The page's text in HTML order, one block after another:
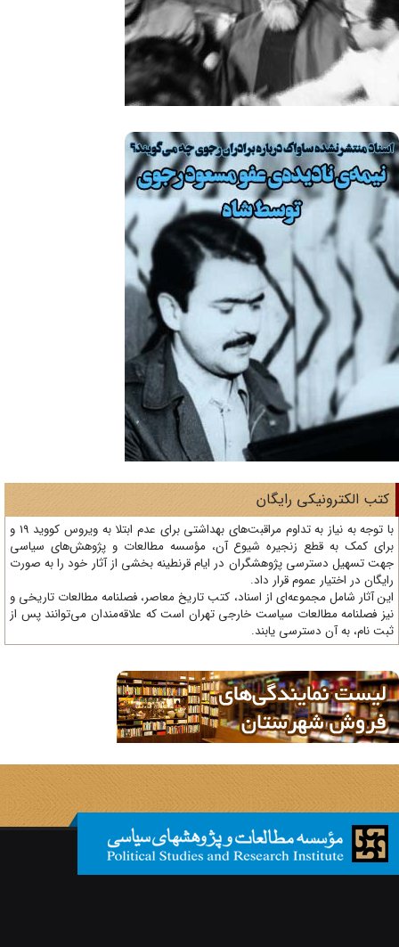
الکترونیکی رایگان
با توجه به نیاز به تداوم مراقبت‌های بهداشتی برای عدم ابتلا به ویروس کووید 19 و
کمک به قطع زنجیره شیوع آن، مؤسسه مطالعات و پژوهش‌های سیاسی
تسهیل دسترسی پژوهشگران در ایام قرنطینه بخشی از آثار خود را به صورت
در اختیار عموم قرار داد.
آثار شامل مجموعه‌ای از اسناد، کتب تاریخ معاصر، فصلنامه‌ مطالعات تاریخی و
فصلنامه مطالعات سیاست خارجی تهران است که علاقه‌مندان می‌توانند پس از
نام، به آن دسترسی یابند.